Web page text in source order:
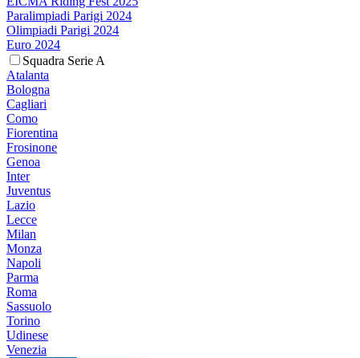
Paralimpiadi Parigi 2024
Olimpiadi Parigi 2024
Euro 2024
Squadra Serie A
Atalanta
Bologna
Cagliari
Como
Fiorentina
Frosinone
Genoa
Inter
Juventus
Lazio
Lecce
Milan
Monza
Napoli
Parma
Roma
Sassuolo
Torino
Udinese
Venezia